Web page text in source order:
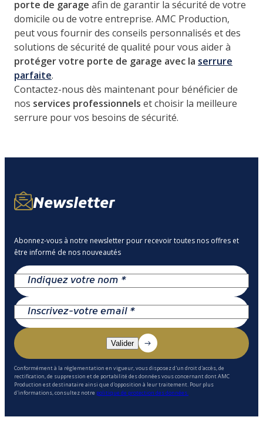
porte de garage afin de garantir la sécurité de votre
domicile ou de votre entreprise. AMC Production,
peut vous fournir des conseils personnalisés et des
solutions de sécurité de qualité pour vous aider à
protéger votre porte de garage avec la serrure
parfaite.
Contactez-nous dès maintenant pour bénéficier de
nos services professionnels et choisir la meilleure
serrure pour vos besoins de sécurité.
Newsletter
Abonnez-vous à notre newsletter pour recevoir toutes nos offres et
être informé de nos nouveautés
Conformément à la réglementation en vigueur, vous disposez d'un droit d'accès, de
rectification, de suppression et de portabilité des données vous concernant dont AMC
Production est destinataire ainsi que d'opposition à leur traitement. Pour plus
d'informations, consultez notre politique de protection des données.